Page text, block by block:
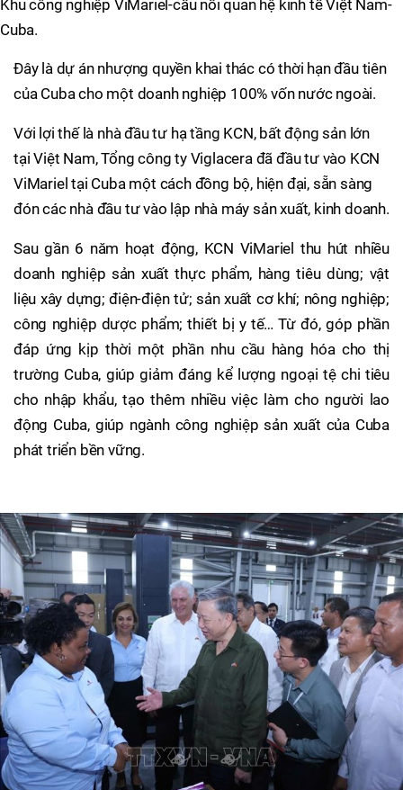
Khu công nghiệp ViMariel-cầu nối quan hệ kinh tế Việt Nam-
Cuba.
Đây là dự án nhượng quyền khai thác có thời hạn đầu tiên
của Cuba cho một doanh nghiệp 100% vốn nước ngoài.
Với lợi thế là nhà đầu tư hạ tầng KCN, bất động sản lớn
tại Việt Nam, Tổng công ty Viglacera đã đầu tư vào KCN
ViMariel tại Cuba một cách đồng bộ, hiện đại, sẵn sàng
đón các nhà đầu tư vào lập nhà máy sản xuất, kinh doanh.
Sau gần 6 năm hoạt động, KCN ViMariel thu hút nhiều
doanh nghiệp sản xuất thực phẩm, hàng tiêu dùng; vật
liệu xây dựng; điện-điện tử; sản xuất cơ khí; nông nghiệp;
công nghiệp dược phẩm; thiết bị y tế… Từ đó, góp phần
đáp ứng kịp thời một phần nhu cầu hàng hóa cho thị
trường Cuba, giúp giảm đáng kể lượng ngoại tệ chi tiêu
cho nhập khẩu, tạo thêm nhiều việc làm cho người lao
động Cuba, giúp ngành công nghiệp sản xuất của Cuba
phát triển bền vững.